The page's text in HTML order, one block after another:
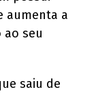
aumenta a
ao seu
saiu de